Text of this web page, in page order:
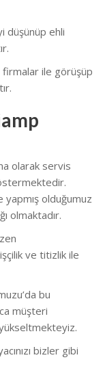
düşünüp ehli
firmalar ile görüşüp
olarak servis
olduğumuz
olmaktadır.
ve titizlik ile
bu
müşteri
bizler gibi